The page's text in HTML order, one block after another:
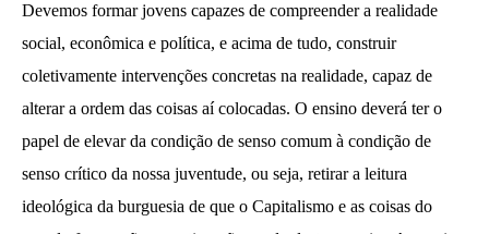
Devemos formar jovens capazes de compreender a realidade
social, econômica e política, e acima de tudo, construir
coletivamente intervenções concretas na realidade, capaz de
alterar a ordem das coisas aí colocadas. O ensino deverá ter o
papel de elevar da condição de senso comum à condição de
senso crítico da nossa juventude, ou seja, retirar a leitura
ideológica da burguesia de que o Capitalismo e as coisas do